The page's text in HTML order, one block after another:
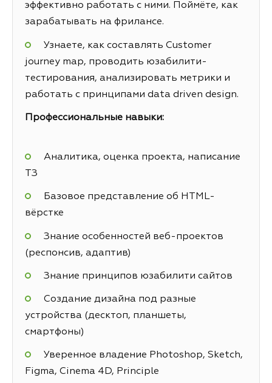
эффективно работать с ними. Поймёте, как
зарабатывать на фрилансе.
Узнаете, как составлять Customer
journey map, проводить юзабилити-
тестирования, анализировать метрики и
работать с принципами data driven design.
Профессиональные навыки:
Аналитика, оценка проекта, написание
ТЗ
Базовое представление об HTML-
вёрстке
Знание особенностей веб-проектов
(респонсив, адаптив)
Знание принципов юзабилити сайтов
Создание дизайна под разные
устройства (десктоп, планшеты,
смартфоны)
Уверенное владение Photoshop, Sketch,
Figma, Cinema 4D, Principle